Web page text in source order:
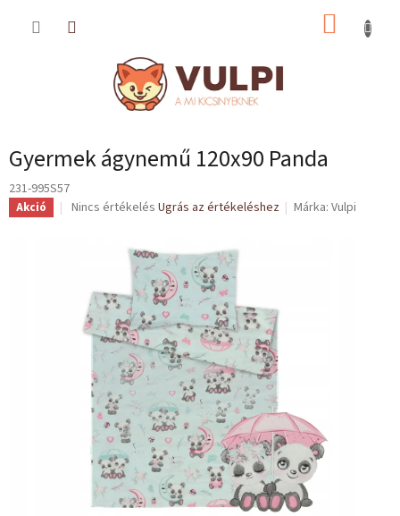
KOSÁR
Gyermek ágynemű 120x90 Panda
231-995S57
Akció
A
értékelése
csillag.
Nincs értékelés Ugrás az értékeléshez Márka:Vulpi